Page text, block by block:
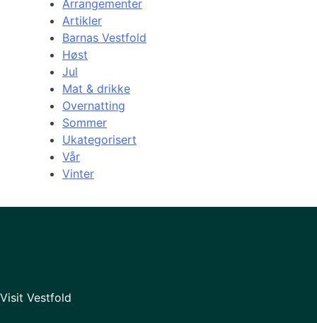
Arrangementer
Artikler
Barnas Vestfold
Høst
Jul
Mat & drikke
Overnatting
Sommer
Ukategorisert
Vår
Vinter
Visit Vestfold